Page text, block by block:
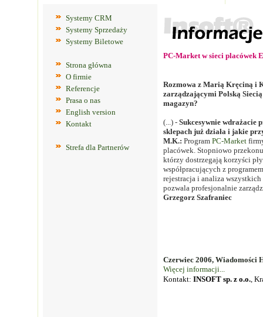
Systemy CRM
Systemy Sprzedaży
Systemy Biletowe
Strona główna
O firmie
Referencje
Prasa o nas
English version
Kontakt
Strefa dla Partnerów
PC-Market w sieci placówek
Rozmowa z Marią Kręciną i
zarządzającymi Polską
magazyn?
(...) - Sukcesywnie wdrażacie
sklepach już działa i jakie
M.K.: Program PC-Market
placówek. Stopniowo
którzy dostrzegają korzyści
współpracujących z
rejestracja i analiza wszystkich
pozwala profesjonalnie
Grzegorz Szafraniec
Czerwiec 2006, Wiadomości
Więcej informacji...
Kontakt: INSOFT sp. z o.o.,